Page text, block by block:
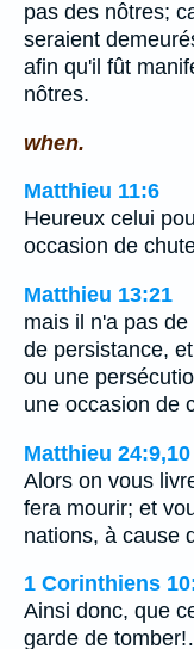
pas des nôtres;
seraient
afin qu'il fût
nôtres.
when.
Matthieu 11:6
Heureux celui
occasion de
Matthieu 13:21
mais il n'a pas
de persistance,
ou une
une occasion de
Matthieu 24:9,10
Alors on vous
fera mourir; et
nations, à cause
1 Corinthiens
Ainsi donc, que
garde de